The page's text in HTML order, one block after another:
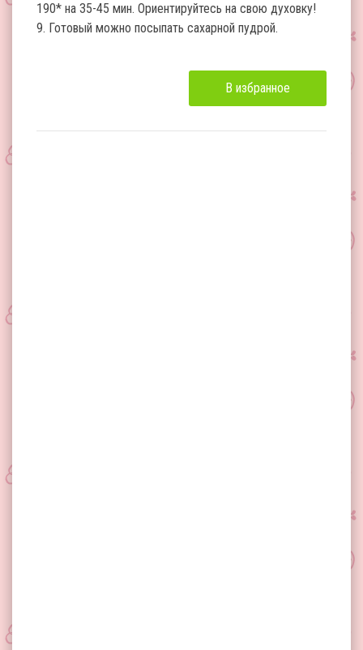
190* на 35-45 мин. Ориентируйтесь на свою духовку!
9. Готовый можно посыпать сахарной пудрой.
В избранное